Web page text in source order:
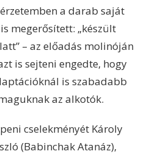
a darab saját
megerősített: „készült
– az előadás molinóján
is sejteni engedte, hogy
is szabadabb
az alkotók.
cselekményét Károly
(Babinchak Atanáz),